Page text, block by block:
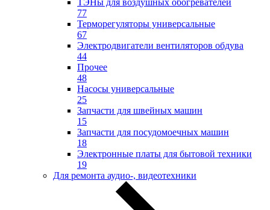
77
Терморегуляторы универсальные
67
Электродвигатели вентиляторов обдува
44
Прочее
48
Насосы универсальные
25
Запчасти для швейных машин
15
Запчасти для посудомоечных машин
18
Электронные платы для бытовой техники
19
Для ремонта аудио-, видеотехники